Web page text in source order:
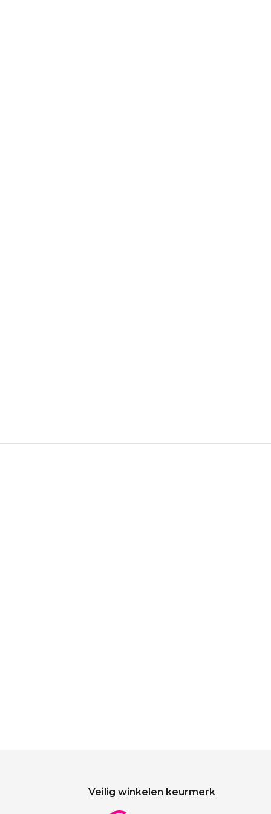
Veilig winkelen keurmerk